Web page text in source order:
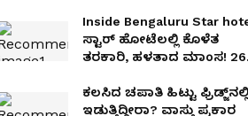
Inside Bengaluru Star
ಸ್ಟಾರ್‌ ಹೋಟೆಲಲ್ಲಿ ಕೊಳೆತ
ತರಕಾರಿ, ಹಳತಾದ ಮಾಂಸ! 26
ದಾಳಿ!
ಕಲಸಿದ ಚಪಾತಿ ಹಿಟ್ಟು ಫ್ರಿಡ್ಜ್‌ನಲ್ಲಿ
ಇಡುತ್ತಿದ್ದೀರಾ? ವಾಸ್ತು ಪ್ರಕಾರ